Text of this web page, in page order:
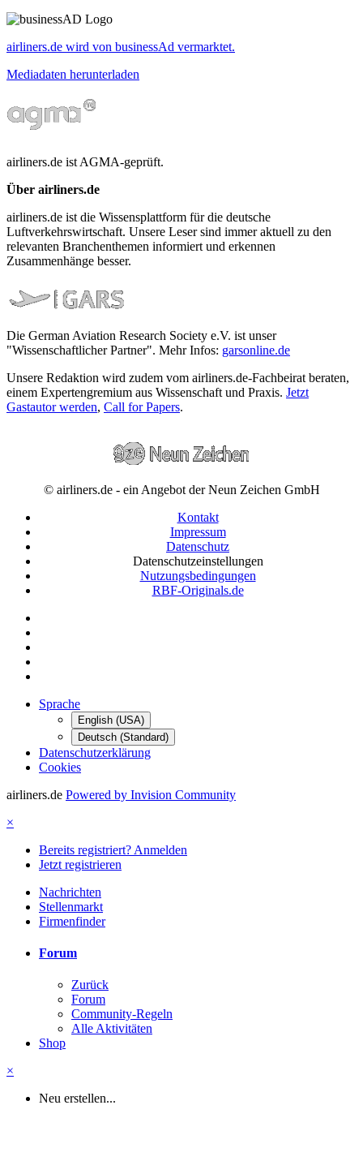
airliners.de wird von businessAd vermarktet.
Mediadaten herunterladen
airliners.de ist AGMA-geprüft.
Über airliners.de
airliners.de ist die Wissensplattform für die deutsche
Luftverkehrswirtschaft. Unsere Leser sind immer aktuell zu den
relevanten Branchenthemen informiert und erkennen
Zusammenhänge besser.
Die German Aviation Research Society e.V. ist unser
"Wissenschaftlicher Partner". Mehr Infos: garsonline.de
Unsere Redaktion wird zudem vom airliners.de-Fachbeirat beraten,
einem Expertengremium aus Wissenschaft und Praxis. Jetzt
Gastautor werden, Call for Papers.
© airliners.de - ein Angebot der Neun Zeichen GmbH
Kontakt
Impressum
Datenschutz
Datenschutzeinstellungen
Nutzungsbedingungen
RBF-Originals.de
Sprache
English (USA)
Deutsch (Standard)
Datenschutzerklärung
Cookies
airliners.de Powered by Invision Community
×
Bereits registriert? Anmelden
Jetzt registrieren
Nachrichten
Stellenmarkt
Firmenfinder
Forum
Zurück
Forum
Community-Regeln
Alle Aktivitäten
Shop
×
Neu erstellen...